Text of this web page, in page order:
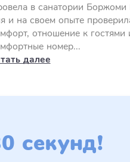
в санатории Боржоми
и на своем опыте
отношение к гостями
номер...
далее
секунд!